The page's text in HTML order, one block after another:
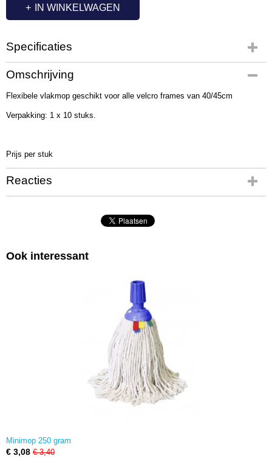
IN WINKELWAGEN
Specificaties
Productcode
QL1020
Omschrijving
Flexibele vlakmop geschikt voor alle velcro frames van 40/45cm
Verpakking: 1 x 10 stuks.
Prijs per stuk
Reacties
Ook interessant
Minimop 250 gram
€ 3,08 € 3,40